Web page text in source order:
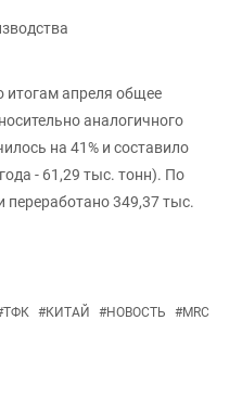
итогам апреля общее
аналогичного
на 41% и составило
- 61,29 тыс. тонн). По
переработано 349,37 тыс.
ТФК #КИТАЙ #НОВОСТЬ #MRC